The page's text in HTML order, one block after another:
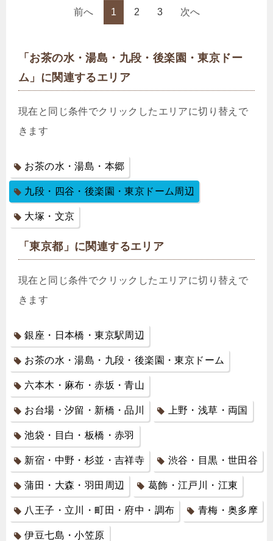
前へ 1 2 3 次へ
「お茶の水・湯島・九段・後楽園・東京ドー
ム」に関連するエリア
現在と同じ条件でクリックしたエリアに切り替えで
きます
お茶の水・湯島・本郷
九段・四谷・後楽園・東京ドーム周辺
大塚・文京
「東京都」に関連するエリア
現在と同じ条件でクリックしたエリアに切り替えで
きます
銀座・日本橋・東京駅周辺
お茶の水・湯島・九段・後楽園・東京ドーム
六本木・麻布・赤坂・青山
お台場・汐留・新橋・品川 上野・浅草・両国
池袋・目白・板橋・赤羽
新宿・中野・杉並・吉祥寺 渋谷・目黒・世田谷
蒲田・大森・羽田周辺 葛飾・江戸川・江東
八王子・立川・町田・府中・調布 青梅・奥多摩
伊豆七島・小笠原